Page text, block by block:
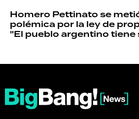
Homero Pettinato se
polémica por la ley de
"El pueblo argentino tiene